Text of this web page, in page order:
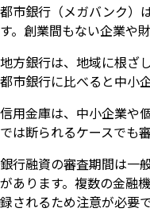
都市銀行（メガバンク）
す。創業間もない企業や
地方銀行は、地域に根ざ
都市銀行に比べると中小
信用金庫は、中小企業や
では断られるケースでも
銀行融資の審査期間は一
があります。複数の金融
録されるため注意が必要で